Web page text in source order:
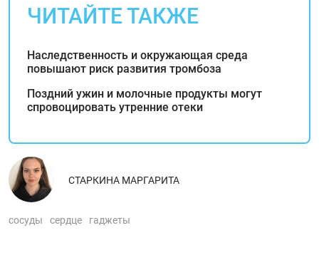
ЧИТАЙТЕ ТАКЖЕ
Наследственность и окружающая среда
повышают риск развития тромбоза
Поздний ужин и молочные продукты могут
спровоцировать утренние отеки
СТАРКИНА МАРГАРИТА
сосуды сердце гаджеты